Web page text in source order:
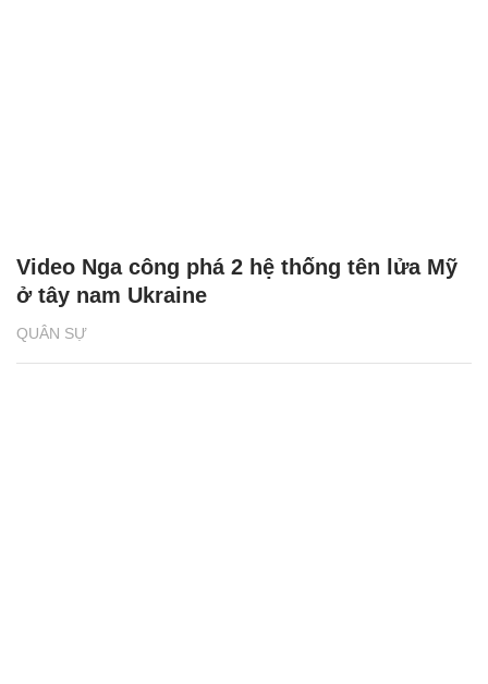
QUÂN SỰ
Video Nga công phá 2 hệ thống tên lửa Mỹ
ở tây nam Ukraine